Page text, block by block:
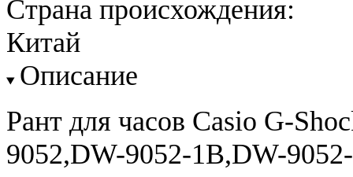
Страна происхождения:
Китай
Описание
Рант для часов Casio G-
9052,DW-9052-1B,DW-